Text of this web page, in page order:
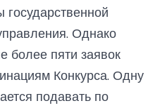
государственной
Однако
более пяти заявок
Конкурса. Одну
подавать по